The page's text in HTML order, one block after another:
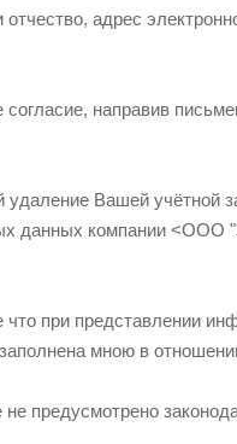
адрес
направив
Вашей учётной
данных компании
при представлении
мною в
предусмотрено